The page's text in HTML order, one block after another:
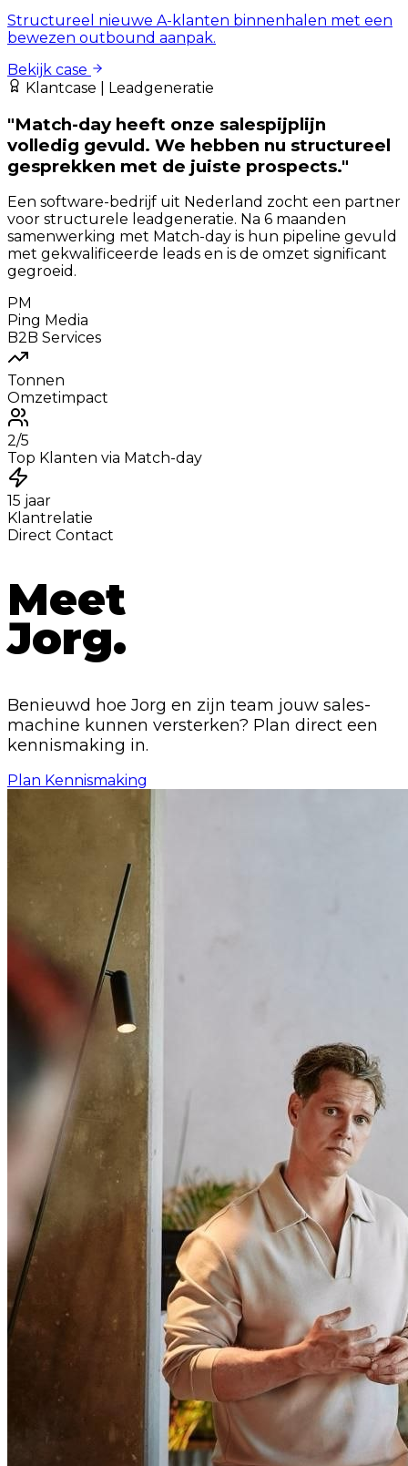
Structureel nieuwe A-klanten binnenhalen met een
bewezen outbound aanpak.
Bekijk case
Klantcase | Leadgeneratie
"Match-day heeft onze salespijplijn
volledig gevuld. We hebben nu structureel
gesprekken met de juiste prospects."
Een software-bedrijf uit Nederland zocht een partner
voor structurele leadgeneratie. Na 6 maanden
samenwerking met Match-day is hun pipeline gevuld
met gekwalificeerde leads en is de omzet significant
gegroeid.
PM
Ping Media
B2B Services
Tonnen
Omzetimpact
2/5
Top Klanten via Match-day
15 jaar
Klantrelatie
Direct Contact
Meet
Jorg.
Benieuwd hoe Jorg en zijn team jouw sales-
machine kunnen versterken? Plan direct een
kennismaking in.
Plan Kennismaking